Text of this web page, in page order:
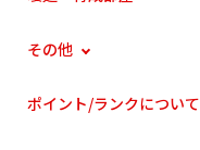
その他
ポイント/ランクについて